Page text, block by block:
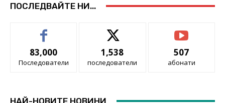
ПОСЛЕДВАЙТЕ НИ...
83,000
Последователи
1,538
последователи
507
абонати
НАЙ-НОВИТЕ НОВИНИ